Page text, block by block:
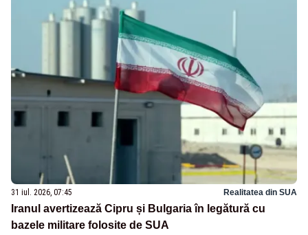
31 iul. 2026, 07:45 Realitatea din SUA
Iranul avertizează Cipru și Bulgaria în legătură cu
bazele militare folosite de SUA